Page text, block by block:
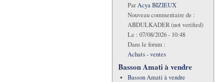
ParAcya BIZIEUX
Nouveau commentaire de :
ABDULKADER (not verified)
Le : 07/08/2026 - 10:48
Dans le forum :
Achats - ventes
Basson Amati à vendre
Basson Amati à vendre